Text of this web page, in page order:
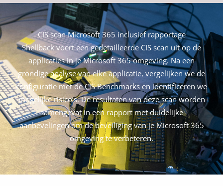
CIS scan Microsoft 365 inclusief rapportage
Shellback voert een gedetailleerde CIS scan uit op de
applicaties in je Microsoft 365 omgeving. Na een
grondige analyse van elke applicatie, vergelijken we de
configuratie met de CIS Benchmarks en identificeren we
mogelijke risico’s. De resultaten van deze scan worden
samengevat in een rapport met duidelijke
aanbevelingen om de beveiliging van je Microsoft 365
omgeving te verbeteren.